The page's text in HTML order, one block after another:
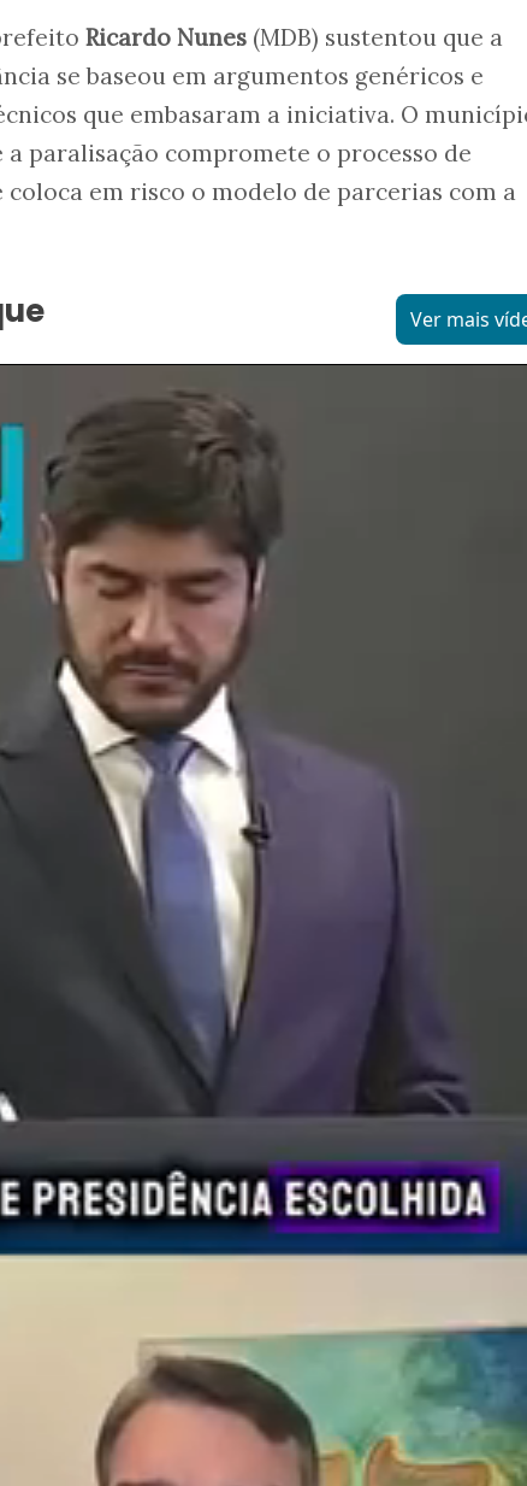
Ricardo Nunes (MDB) sustentou que a
se baseou em argumentos genéricos e
que embasaram a iniciativa. O
paralisação compromete o processo de
em risco o modelo de parcerias com a
Ver mais